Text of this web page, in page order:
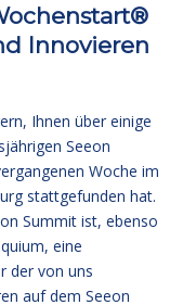
Innovieren
Ihnen über einige
Seeon
Woche im
stattgefunden hat.
Summit ist, ebenso
eine
der von uns
auf dem Seeon